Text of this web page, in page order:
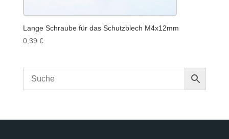
Lange Schraube für das Schutzblech M4x12mm
0,39 €